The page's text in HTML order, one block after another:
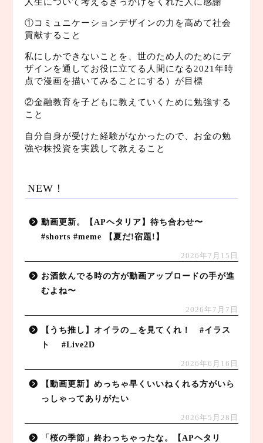
①コミュニケーションデザインの力を高めて社会
貢献すること
私にしかできないことを、世のため人のためにデ
ザインを通してお役に立てる人間になる2021年時
点で漫画を描いてみることにする）が目標
②金融教育を子どもに教えていくために勉強する
こと
自分自身が受けた経験がなかったので、お金の勉
強や株投資を実践して教えること
NEW！
動画更新。【APヘタリア】待ち合わせ〜
#shorts #meme 【夏だ!宿題!】
2026年7月15日
お酒飲んでる時の方が動画アップロードの手が進
むよね〜
2026年7月7日
【うち推し】オイラの＿を見てくれ！ #イラス
ト #Live2D
2026年6月16日
【動画更新】めっちゃ早くいいねくれる方がいら
っしゃってありがたい
2026年5月28日
「桜の季節」終わっちゃったな。【APヘタリ